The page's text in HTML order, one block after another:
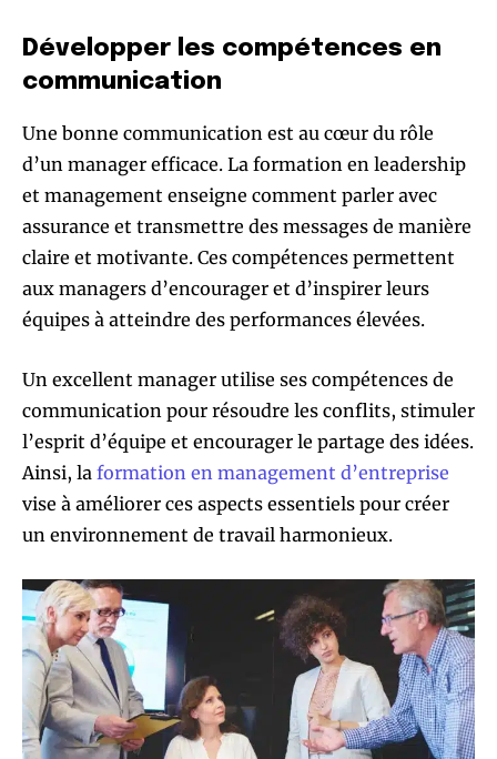
Développer les compétences en
communication
Une bonne communication est au cœur du rôle
d’un manager efficace. La formation en leadership
et management enseigne comment parler avec
assurance et transmettre des messages de manière
claire et motivante. Ces compétences permettent
aux managers d’encourager et d’inspirer leurs
équipes à atteindre des performances élevées.
Un excellent manager utilise ses compétences de
communication pour résoudre les conflits, stimuler
l’esprit d’équipe et encourager le partage des idées.
Ainsi, la formation en management d’entreprise
vise à améliorer ces aspects essentiels pour créer
un environnement de travail harmonieux.